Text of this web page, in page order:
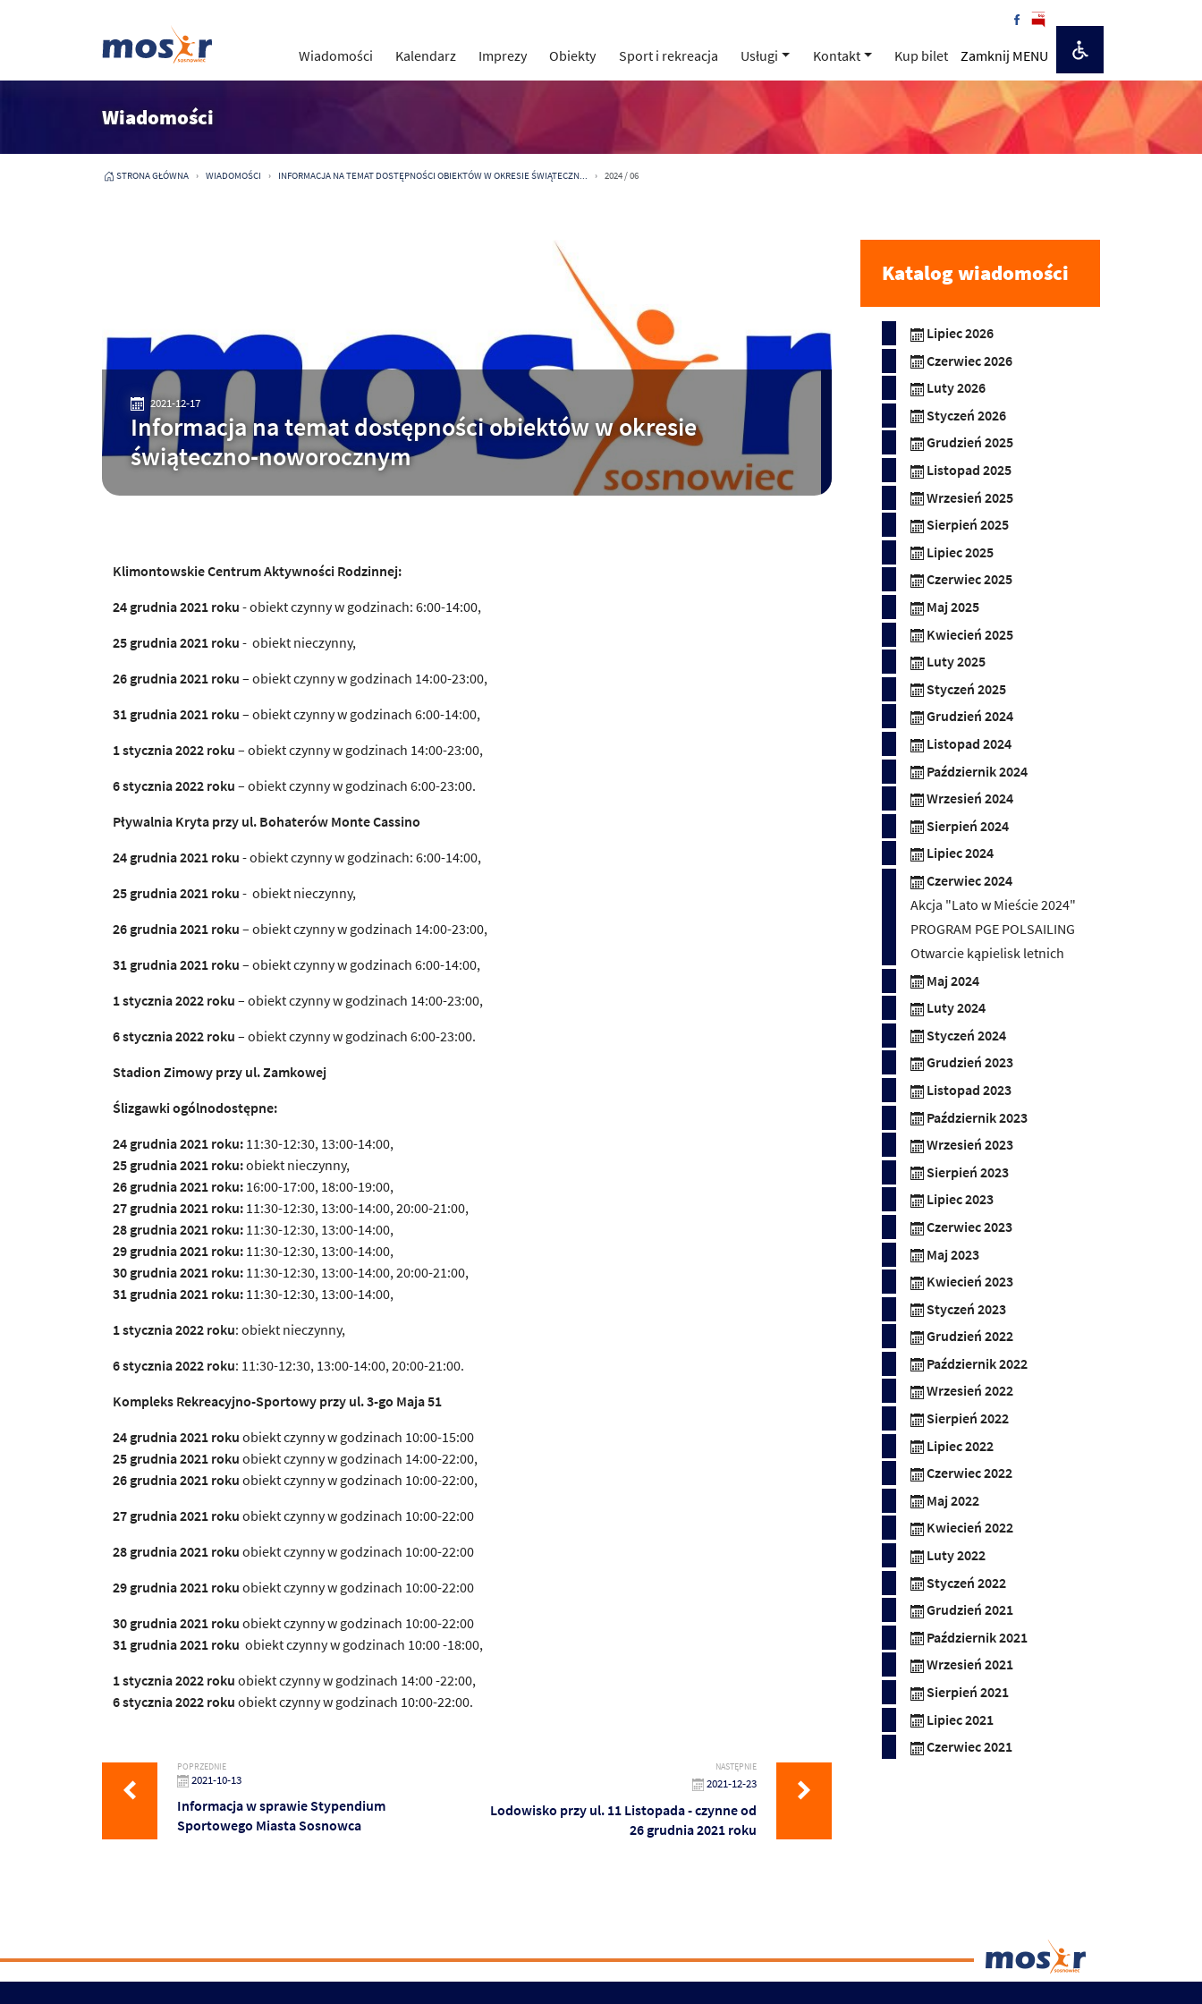
Wiadomości Kalendarz Imprezy Obiekty Sport i rekreacja Usługi Kontakt Kup bilet Zamknij MENU
Wiadomości
STRONA GŁÓWNA WIADOMOŚCI INFORMACJA NA TEMAT DOSTĘPNOŚCI OBIEKTÓW W OKRESIE ŚWIĄTECZN... 2024 / 06
2021-12-17
Informacja na temat dostępności obiektów w okresie
świąteczno-noworocznym
Klimontowskie Centrum Aktywności Rodzinnej:
24 grudnia 2021 roku - obiekt czynny w godzinach: 6:00-14:00,
25 grudnia 2021 roku - obiekt nieczynny,
26 grudnia 2021 roku – obiekt czynny w godzinach 14:00-23:00,
31 grudnia 2021 roku – obiekt czynny w godzinach 6:00-14:00,
1 stycznia 2022 roku – obiekt czynny w godzinach 14:00-23:00,
6 stycznia 2022 roku – obiekt czynny w godzinach 6:00-23:00.
Pływalnia Kryta przy ul. Bohaterów Monte Cassino
24 grudnia 2021 roku - obiekt czynny w godzinach: 6:00-14:00,
25 grudnia 2021 roku - obiekt nieczynny,
26 grudnia 2021 roku – obiekt czynny w godzinach 14:00-23:00,
31 grudnia 2021 roku – obiekt czynny w godzinach 6:00-14:00,
1 stycznia 2022 roku – obiekt czynny w godzinach 14:00-23:00,
6 stycznia 2022 roku – obiekt czynny w godzinach 6:00-23:00.
Stadion Zimowy przy ul. Zamkowej
Ślizgawki ogólnodostępne:
24 grudnia 2021 roku: 11:30-12:30, 13:00-14:00,
25 grudnia 2021 roku:obiekt nieczynny,
26 grudnia 2021 roku: 16:00-17:00, 18:00-19:00,
27 grudnia 2021 roku: 11:30-12:30, 13:00-14:00, 20:00-21:00,
28 grudnia 2021 roku: 11:30-12:30, 13:00-14:00,
29 grudnia 2021 roku: 11:30-12:30, 13:00-14:00,
30 grudnia 2021 roku: 11:30-12:30, 13:00-14:00, 20:00-21:00,
31 grudnia 2021 roku: 11:30-12:30, 13:00-14:00,
1 stycznia 2022 roku: obiekt nieczynny,
6 stycznia 2022 roku: 11:30-12:30, 13:00-14:00, 20:00-21:00.
Kompleks Rekreacyjno-Sportowy przy ul. 3-go Maja 51
24 grudnia 2021 roku obiekt czynny w godzinach 10:00-15:00
25 grudnia 2021 roku obiekt czynny w godzinach 14:00-22:00,
26 grudnia 2021 roku obiekt czynny w godzinach 10:00-22:00,
27 grudnia 2021 roku obiekt czynny w godzinach 10:00-22:00
28 grudnia 2021 roku obiekt czynny w godzinach 10:00-22:00
29 grudnia 2021 roku obiekt czynny w godzinach 10:00-22:00
30 grudnia 2021 roku obiekt czynny w godzinach 10:00-22:00
31 grudnia 2021 roku obiekt czynny w godzinach 10:00 -18:00,
1 stycznia 2022 roku obiekt czynny w godzinach 14:00 -22:00,
6 stycznia 2022 roku obiekt czynny w godzinach 10:00-22:00.
POPRZEDNIE
2021-10-13
Informacja w sprawie Stypendium
Sportowego Miasta Sosnowca
NASTĘPNIE
2021-12-23
Lodowisko przy ul. 11 Listopada - czynne od
26 grudnia 2021 roku
Katalog wiadomości
Lipiec 2026
Czerwiec 2026
Luty 2026
Styczeń 2026
Grudzień 2025
Listopad 2025
Wrzesień 2025
Sierpień 2025
Lipiec 2025
Czerwiec 2025
Maj 2025
Kwiecień 2025
Luty 2025
Styczeń 2025
Grudzień 2024
Listopad 2024
Październik 2024
Wrzesień 2024
Sierpień 2024
Lipiec 2024
Czerwiec 2024
Akcja "Lato w Mieście 2024"
PROGRAM PGE POLSAILING
Otwarcie kąpielisk letnich
Maj 2024
Luty 2024
Styczeń 2024
Grudzień 2023
Listopad 2023
Październik 2023
Wrzesień 2023
Sierpień 2023
Lipiec 2023
Czerwiec 2023
Maj 2023
Kwiecień 2023
Styczeń 2023
Grudzień 2022
Październik 2022
Wrzesień 2022
Sierpień 2022
Lipiec 2022
Czerwiec 2022
Maj 2022
Kwiecień 2022
Luty 2022
Styczeń 2022
Grudzień 2021
Październik 2021
Wrzesień 2021
Sierpień 2021
Lipiec 2021
Czerwiec 2021